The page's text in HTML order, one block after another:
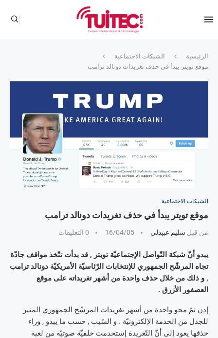
الرئيسية
الشبكات الاجتماعية
موقع تويتر يبدأ في حذف تغريدات دونالد ترامب
الشبكات الاجتماعية
موقع تويتر يبدأ في حذف تغريدات دونالد ترامب
من قبل سليم عبيدلي 16/04/05 0 التعليقات
يبدو أنّ شبكة التّواصل الإجتماعيّة تويتر , قد بدأت تتّخذ مواقف جادّة
تجاه المرشّح الجمهوري للإنتخابات الرّئاسيّة الأمريكيّة دونالد ترامب
, و ذلك من خلال حذف واحدة من أشهر تغريداته على موقع
العصفور الأزرق .
إذن تمّ محو واحدة من أشهر تغريدات المرشّح الجمهوري المثير
للجدل من الخدمة الإلكترونيّة . و السّبب , حسب ما يبدو , وراء
حذفها يعود إلى أنّ التّغريدة إستخدمت خلفيّة صوتيّة من لعبة